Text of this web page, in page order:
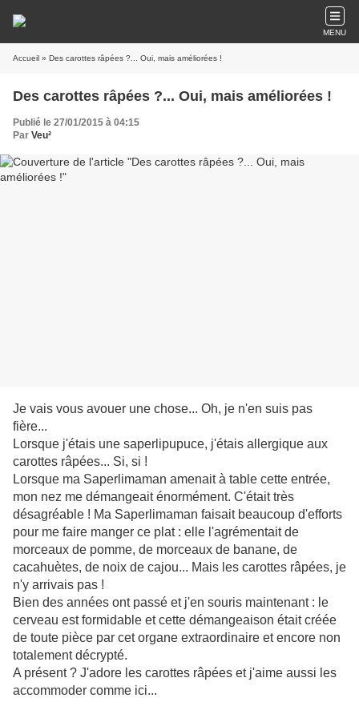
MENU
Accueil » Des carottes râpées ?... Oui, mais améliorées !
Des carottes râpées ?... Oui, mais améliorées !
Publié le 27/01/2015 à 04:15
Par Veu²
Je vais vous avouer une chose... Oh, je n'en suis pas
fière...
Lorsque j'étais une saperlipupuce, j'étais allergique aux
carottes râpées... Si, si !
Lorsque ma Saperlimaman amenait à table cette entrée,
mon nez me démangeait énormément. C'était très
désagréable ! Ma Saperlimaman faisait beaucoup d'efforts
pour me faire manger ce plat : elle l'agrémentait de
morceaux de pomme, de morceaux de banane, de
cacahuètes, de noix de cajou... Mais les carottes râpées, je
n'y arrivais pas !
Bien des années ont passé et j'en souris maintenant : le
cerveau est formidable et cette démangeaison était créée
de toute pièce par cet organe extraordinaire et encore non
totalement décrypté.
A présent ? J'adore les carottes râpées et j'aime aussi les
accommoder comme ici...